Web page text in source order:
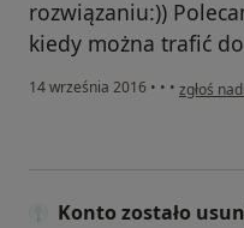
rozwiązaniu:))
kiedy można trafić
14 września 2016 • • • w opinii
zgłoś
Konto zostało